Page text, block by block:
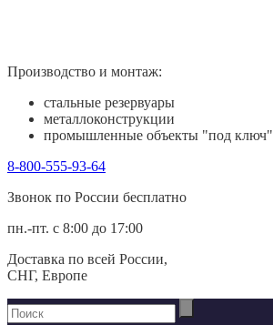
Производство и монтаж:
стальные резервуары
металлоконструкции
промышленные объекты "под ключ"
8-800-555-93-64
Звонок по России беcплатно
пн.-пт. с 8:00 до 17:00
Доставка по всей России,
СНГ, Европе